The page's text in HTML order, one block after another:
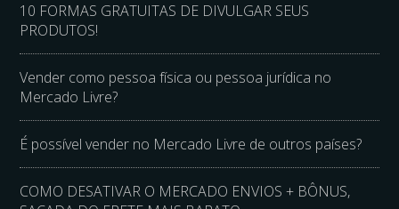
10 FORMAS GRATUITAS DE DIVULGAR SEUS
PRODUTOS!
Vender como pessoa física ou pessoa jurídica no
Mercado Livre?
É possível vender no Mercado Livre de outros países?
COMO DESATIVAR O MERCADO ENVIOS + BÔNUS,